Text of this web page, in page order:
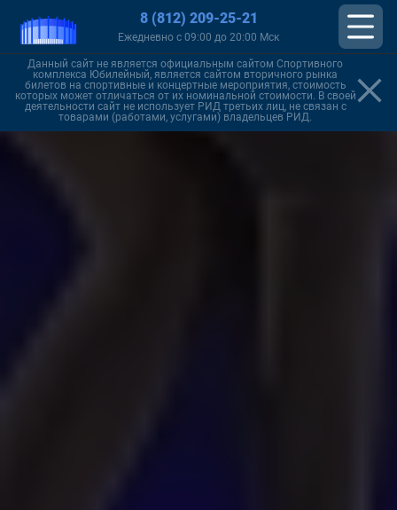
8 (812) 209-25-21
Ежедневно с 09:00 до 20:00 Мск
Данный сайт не является официальным сайтом Спортивного
комплекса Юбилейный, является сайтом вторичного рынка
билетов на спортивные и концертные мероприятия, стоимость
которых может отличаться от их номинальной стоимости. В своей
деятельности сайт не использует РИД третьих лиц, не связан с
товарами (работами, услугами) владельцев РИД.